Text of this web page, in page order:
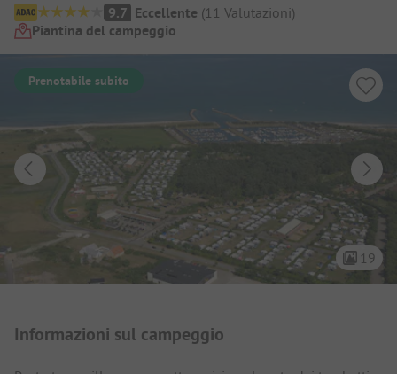
Panoramica del campeggio
9.7 Eccellente (11 Valutazioni)
Piantina del campeggio
Prenotabile subito
19
Informazioni sul campeggio